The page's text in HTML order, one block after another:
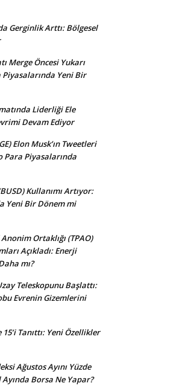
Gerginlik Arttı: Bölgesel
Merge Öncesi Yukarı
Piyasalarında Yeni Bir
Liderliği Ele
Devam Ediyor
Elon Musk’ın Tweetleri
Para Piyasalarında
Kullanımı Artıyor:
Yeni Bir Dönem mi
Ortaklığı (TPAO)
Açıkladı: Enerji
mı?
Teleskopunu Başlattı:
Evrenin Gizemlerini
Tanıttı: Yeni Özellikler
Ağustos Ayını Yüzde
Borsa Ne Yapar?